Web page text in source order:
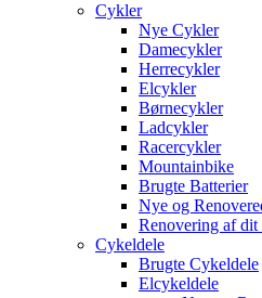
Cykler
Nye Cykler
Damecykler
Herrecykler
Elcykler
Børnecykler
Ladcykler
Racercykler
Mountainbike
Brugte Batterier
Nye og
Renovering af dit
Cykeldele
Brugte Cykeldele
Elcykeldele